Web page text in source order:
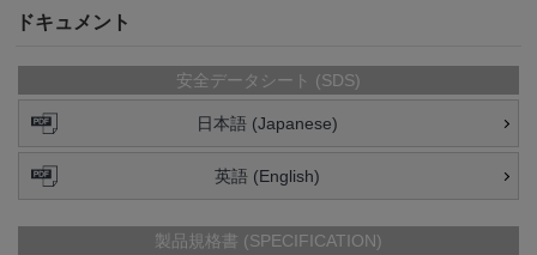
ドキュメント
安全データシート (SDS)
日本語 (Japanese)
英語 (English)
製品規格書 (SPECIFICATION)